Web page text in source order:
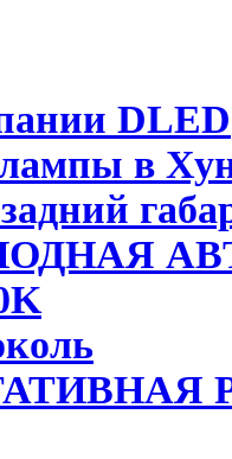
DLED
в